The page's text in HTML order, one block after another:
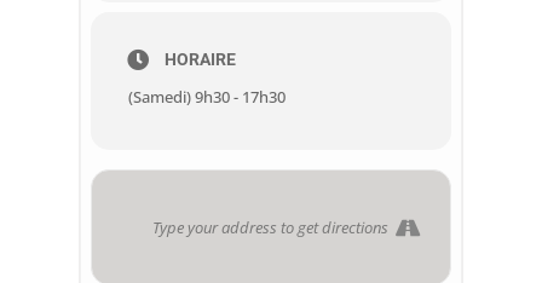
HORAIRE
(Samedi) 9h30 - 17h30